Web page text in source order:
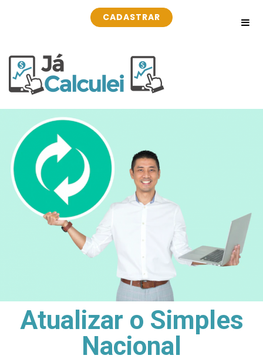
CADASTRAR
Atualizar o Simples
Nacional